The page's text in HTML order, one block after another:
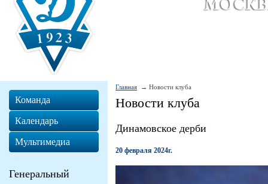
Главная Новости клуба
Новости клуба
Динамовское дерби
20 февраля 2024г.
Команда
Календарь
Мультимедиа
Генеральный